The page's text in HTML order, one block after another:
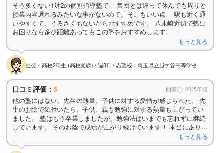
そう多くない1対2の個別指導塾で、 集団とは違って休んでも周りと
授業内容遅れるみたいな事がないので、そこもいい点。 駅も近く通
いやすくて、うるさくもないからおすすめです。 八木崎近辺で塾に
お困りなら多少距離あってもこの塾をおすすめします。
もっと見る
生徒・高校2年生 (高校受験) / 週3日 / 志望校：埼玉県立越ケ谷高等学校
口コミ評価： 5 回答日: 2025年頃
他の塾にはない、先生の熱量、子供に対する愛情が感じられた。 先
生のお陰で気付いたら、子供、親も勉強に対する熱量も上がってい
ました。 塾はもう卒業しましたが、勉強法はいまでも忘れずに継続
しています。 そのお陰で成績が上がり続けています！ 本当にありが
もっと見る